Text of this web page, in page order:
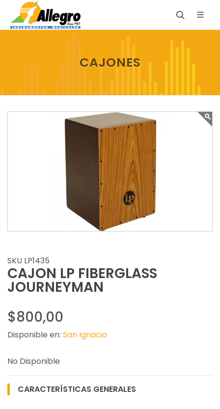
CAJONES
SKU LP1435
CAJON LP FIBERGLASS
JOURNEYMAN
$800,00
Disponible en: San Ignacio
No Disponible
CARACTERÍSTICAS GENERALES